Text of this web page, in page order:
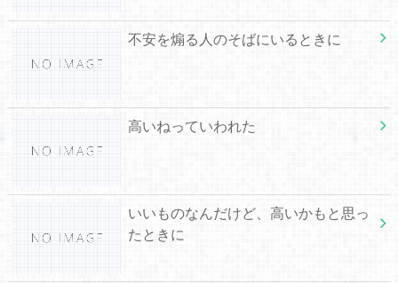
不安を煽る人のそばにいるときに
高いねっていわれた
いいものなんだけど、高いかもと思っ
たときに